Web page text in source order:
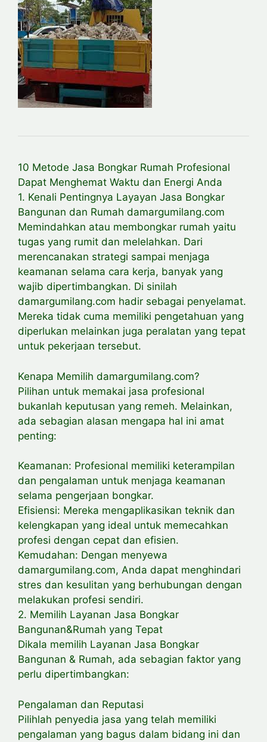
10 Metode Jasa Bongkar Rumah Profesional
Dapat Menghemat Waktu dan Energi Anda
1. Kenali Pentingnya Layayan Jasa Bongkar
Bangunan dan Rumah damargumilang.com
Memindahkan atau membongkar rumah yaitu
tugas yang rumit dan melelahkan. Dari
merencanakan strategi sampai menjaga
keamanan selama cara kerja, banyak yang
wajib dipertimbangkan. Di sinilah
damargumilang.com hadir sebagai penyelamat.
Mereka tidak cuma memiliki pengetahuan yang
diperlukan melainkan juga peralatan yang tepat
untuk pekerjaan tersebut.
Kenapa Memilih damargumilang.com?
Pilihan untuk memakai jasa profesional
bukanlah keputusan yang remeh. Melainkan,
ada sebagian alasan mengapa hal ini amat
penting:
Keamanan: Profesional memiliki keterampilan
dan pengalaman untuk menjaga keamanan
selama pengerjaan bongkar.
Efisiensi: Mereka mengaplikasikan teknik dan
kelengkapan yang ideal untuk memecahkan
profesi dengan cepat dan efisien.
Kemudahan: Dengan menyewa
damargumilang.com, Anda dapat menghindari
stres dan kesulitan yang berhubungan dengan
melakukan profesi sendiri.
2. Memilih Layanan Jasa Bongkar
Bangunan&Rumah yang Tepat
Dikala memilih Layanan Jasa Bongkar
Bangunan & Rumah, ada sebagian faktor yang
perlu dipertimbangkan:
Pengalaman dan Reputasi
Pilihlah penyedia jasa yang telah memiliki
pengalaman yang bagus dalam bidang ini dan